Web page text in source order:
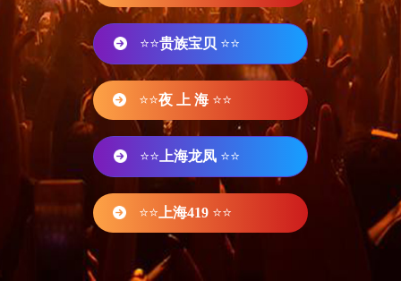
⭐⭐贵族宝贝 ⭐⭐
⭐⭐夜 上 海 ⭐⭐
⭐⭐ 上海龙凤 ⭐⭐
⭐⭐ 上海419 ⭐⭐